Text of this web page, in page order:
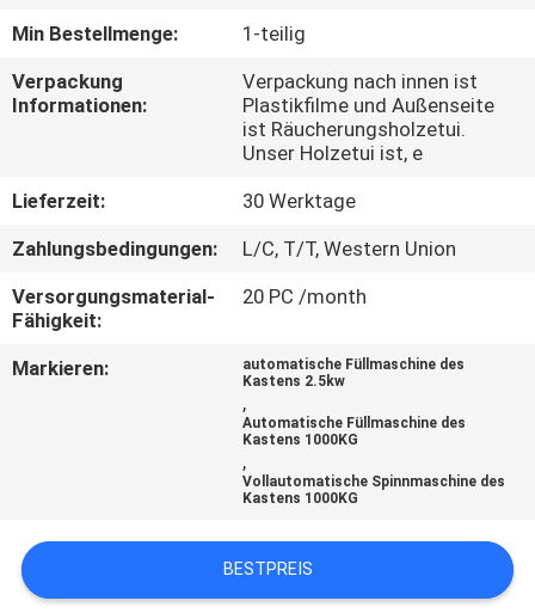
WERKSBESICHTIGUNG
QUALITÄTSKONTROLLE
KONTAKT
MIT
UNS
RECHTSSACHEN
BITTE UM
EIN
Min Bestellmenge:
1-teilig
Verpackung
Informationen:
Verpackung nach innen ist
Plastikfilme und Außenseite
ist Räucherungsholzetui.
Unser Holzetui ist, e
Lieferzeit:
30 Werktage
Zahlungsbedingungen:
L/C, T/T, Western Union
Versorgungsmaterial-
Fähigkeit:
20 PC /month
Markieren:
automatische Füllmaschine des
Kastens 2.5kw
,
Automatische Füllmaschine des
Kastens 1000KG
,
Vollautomatische Spinnmaschine des
Kastens 1000KG
BESTPREIS